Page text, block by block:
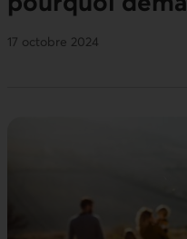
17 octobre 2024